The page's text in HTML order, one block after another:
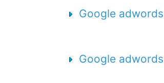
Google
Google